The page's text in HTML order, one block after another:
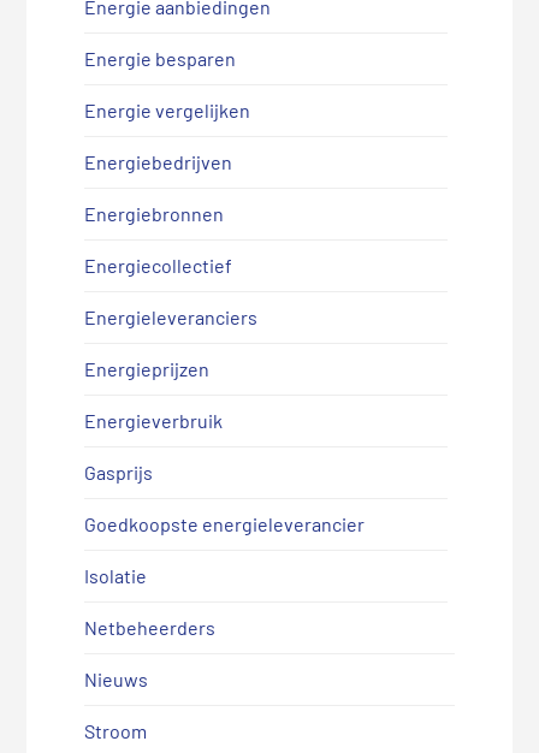
Energie aanbiedingen
Energie besparen
Energie vergelijken
Energiebedrijven
Energiebronnen
Energiecollectief
Energieleveranciers
Energieprijzen
Energieverbruik
Gasprijs
Goedkoopste energieleverancier
Isolatie
Netbeheerders
Nieuws
Stroom